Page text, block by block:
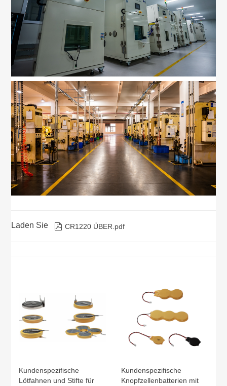
Laden Sie  CR1220 ÜBER.pdf
Kundenspezifische
Lötfahnen und Stifte für
Kundenspezifische
Knopfzellenbatterien mit